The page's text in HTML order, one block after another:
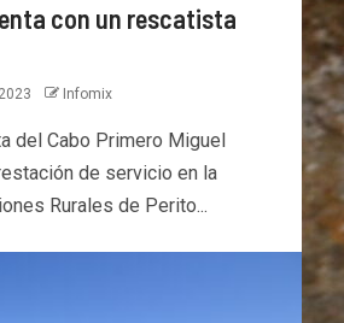
con un rescatista
Infomix
del Cabo Primero Miguel
de servicio en la
Rurales de Perito...